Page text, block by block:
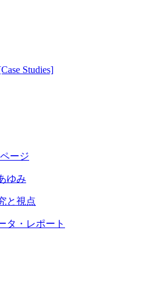
Studies]
ージ
ゆみ
と視点
タ・レポート